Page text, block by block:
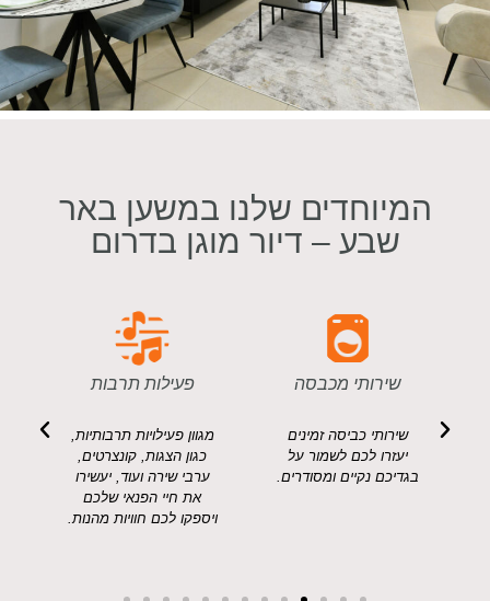
המיוחדים שלנו במשען באר
שבע – דיור מוגן בדרום
פעילות תרבות
מגוון פעילויות תרבותיות,
כגון הצגות, קונצרטים,
ערבי שירה ועוד, יעשירו
שירותי מרפאה
צוות מרפאה מקצועי
ופעיל בשעות הקבלה